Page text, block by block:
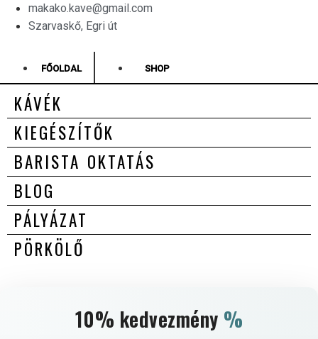
makako.kave@gmail.com
Szarvaskő, Egri út
FŐOLDAL SHOP
KÁVÉK
KIEGÉSZÍTŐK
BARISTA OKTATÁS
BLOG
PÁLYÁZAT
PÖRKÖLŐ
10% kedvezmény %